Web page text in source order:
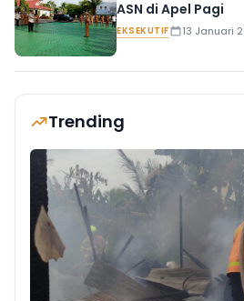
ASN di Apel Pagi
EKSEKUTIF 13 Januari
Trending